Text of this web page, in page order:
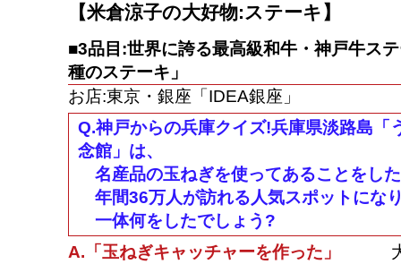
【米倉涼子の大好物:ステーキ】
■3品目:世界に誇る最高級和牛・神戸牛ス
種のステーキ」
お店:東京・銀座「IDEA銀座」
Q.神戸からの兵庫クイズ!兵庫県淡路島「
念館」は、
名産品の玉ねぎを使ってあることをし
年間36万人が訪れる人気スポットにな
一体何をしたでしょう?
A.「玉ねぎキャッチャーを作った」
大野